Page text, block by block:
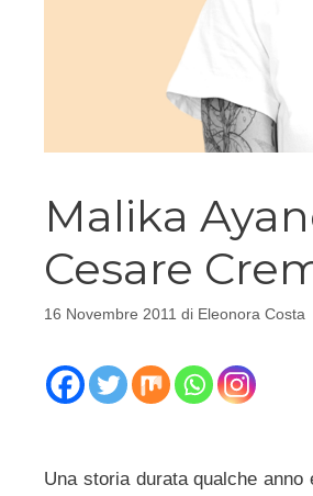
Malika
Cesare
16 Novembre 2011 di Eleonora Costa
Una storia durata qualche